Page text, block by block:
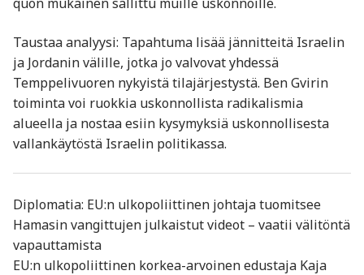
quon mukainen sallittu muille uskonnoille.
Taustaa analyysi: Tapahtuma lisää jännitteitä Israelin
ja Jordanin välille, jotka jo valvovat yhdessä
Temppelivuoren nykyistä tilajärjestystä. Ben Gvirin
toiminta voi ruokkia uskonnollista radikalismia
alueella ja nostaa esiin kysymyksiä uskonnollisesta
vallankäytöstä Israelin politikassa.
Diplomatia: EU:n ulkopoliittinen johtaja tuomitsee
Hamasin vangittujen julkaistut videot – vaatii välitöntä
vapauttamista
EU:n ulkopoliittinen korkea-arvoinen edustaja Kaja